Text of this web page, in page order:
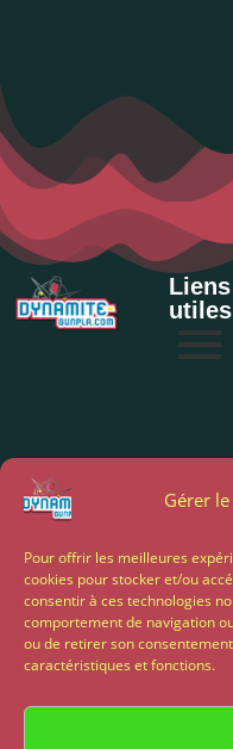
Gérer
Pour offrir les meilleures
cookies pour stocker et/ou
consentir à ces technologies
comportement de navigation
ou de retirer son
caractéristiques et fonctions.
Liens
utiles
Propulsé